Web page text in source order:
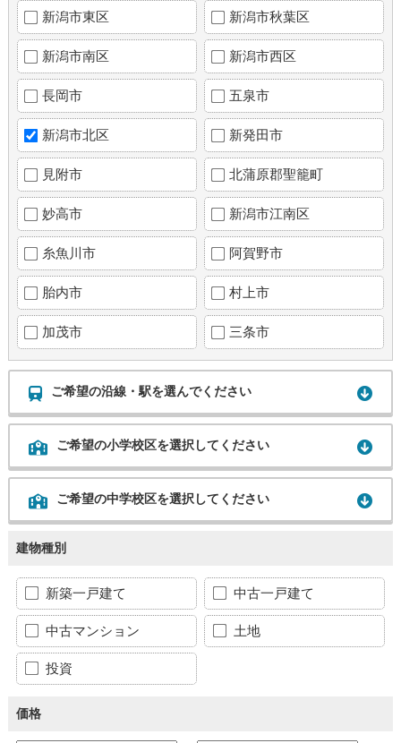
新潟市東区 新潟市秋葉区
新潟市南区 新潟市西区
長岡市 五泉市
新潟市北区 新発田市
見附市 北蒲原郡聖籠町
妙高市 新潟市江南区
糸魚川市 阿賀野市
胎内市 村上市
加茂市 三条市
ご希望の沿線・駅を選んでください
ご希望の小学校区を選択してください
ご希望の中学校区を選択してください
建物種別
新築一戸建て 中古一戸建て
中古マンション 土地
投資
価格